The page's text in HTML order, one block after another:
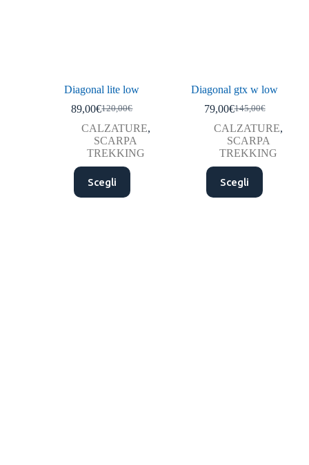
Diagonal lite low
120,00€
89,00€
CALZATURE,
SCARPA
TREKKING
Scegli
Diagonal gtx w low
145,00€
79,00€
CALZATURE,
SCARPA
TREKKING
Scegli